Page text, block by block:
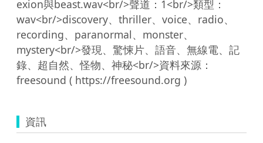
exion與beast.wav<br/>聲道：1<br/>類型：
wav<br/>discovery、thriller、voice、radio、
recording、paranormal、monster、
mystery<br/>發現、驚悚片、語音、無線電、記
錄、超自然、怪物、神秘<br/>資料來源：
資訊